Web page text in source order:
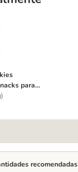
liofilizados snacks
para
recomendadas